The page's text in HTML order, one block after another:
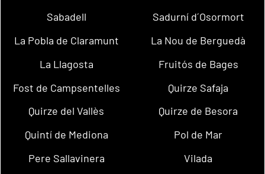
Sabadell
Sadurní d´Osormort
La Pobla de Claramunt
La Nou de Berguedà
La Llagosta
Fruitós de Bages
Fost de Campsentelles
Quirze Safaja
Quirze del Vallès
Quirze de Besora
Quintí de Mediona
Pol de Mar
Pere Sallavinera
Vilada